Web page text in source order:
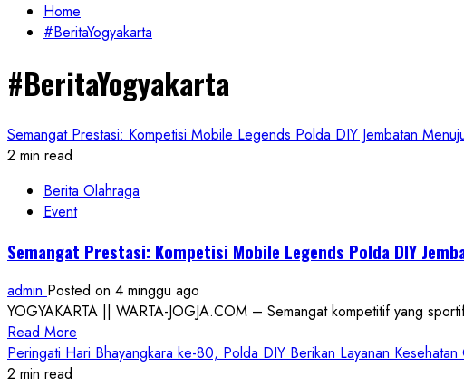
Home
#BeritaYogyakarta
#BeritaYogyakarta
Semangat Prestasi: Kompetisi Mobile Legends Polda DIY Jembatan
2 min read
Berita Olahraga
Event
Semangat Prestasi: Kompetisi Mobile Legends Polda DIY
admin Posted on 4 minggu ago
YOGYAKARTA || WARTA-JOGJA.COM – Semangat kompetitif yang
Read More
more
Peringati Hari Bhayangkara ke-80, Polda DIY Berikan Layanan
2 min read